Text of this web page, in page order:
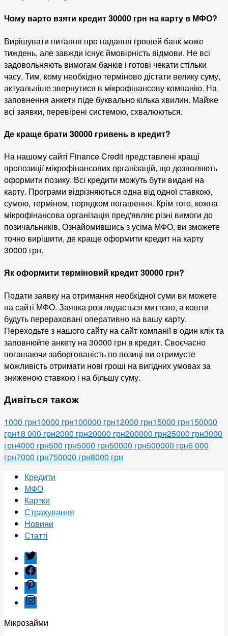
Чому варто взяти кредит 30000 грн на карту в МФО?
Вирішувати питання про надання грошей банк може
тиждень, але завжди існує ймовірність відмови. Не всі
задовольняють вимогам банків і готові чекати стільки
часу. Тим, кому необхідно терміново дістати велику суму,
актуальніше звернутися в мікрофінансову компанію. На
заповнення анкети піде буквально кілька хвилин. Майже
всі заявки, перевірені системою, схвалюються.
Де краще брати 30000 гривень в кредит?
На нашому сайті Finance Credit представлені кращі
пропозиції мікрофінансових організацій, що дозволяють
оформити позику. Всі кредити можуть бути видані на
карту. Програми відрізняються одна від одної ставкою,
сумою, терміном, порядком погашення. Крім того, кожна
мікрофінансова організація пред'являє різні вимоги до
позичальників. Ознайомившись з усіма МФО, ви зможете
точно вирішити, де краще оформити кредит на карту
30000 грн.
Як оформити терміновий кредит 30000 грн?
Подати заявку на отримання необхідної суми ви можете
на сайті МФО. Заявка розглядається миттєво, а кошти
будуть перераховані оперативно на вашу карту.
Переходьте з нашого сайту на сайт компанії в один клік та
заповнюйте анкету на 30000 грн в кредит. Своєчасно
погашаючи заборгованість по позиці ви отримуєте
можливість отримати нові гроші на вигідних умовах за
зниженою ставкою і на більшу суму.
Дивіться також
1000 грн10000 грн100000 грн12000 грн15000 грн150000
грн18 000 грн2000 грн20000 грн200000 грн25000 грн3000
грн4000 грн500 грн5000 грн50000 грн500000 грн6 000
грн7000 грн750000 грн8000 грн
Кредити
МФО
Картки
Страхування
Новини
Статті
twitter
facebook
pinterest
instagram
Мікрозайми